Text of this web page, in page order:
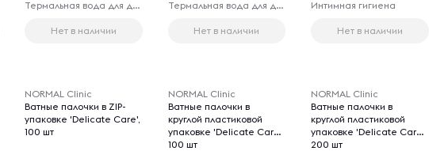
Термальная вода для депиляции
Нет в наличии
Термальная вода для депиляции
Нет в наличии
Интимная гигиена
Нет в наличии
NORMAL Clinic
Ватные палочки в ZIP-
упаковке 'Delicate Care',
100 шт
NORMAL Clinic
Ватные палочки в
круглой пластиковой
упаковке 'Delicate Care',
100 шт
NORMAL Clinic
Ватные палочки в
круглой пластиковой
упаковке 'Delicate Care',
200 шт